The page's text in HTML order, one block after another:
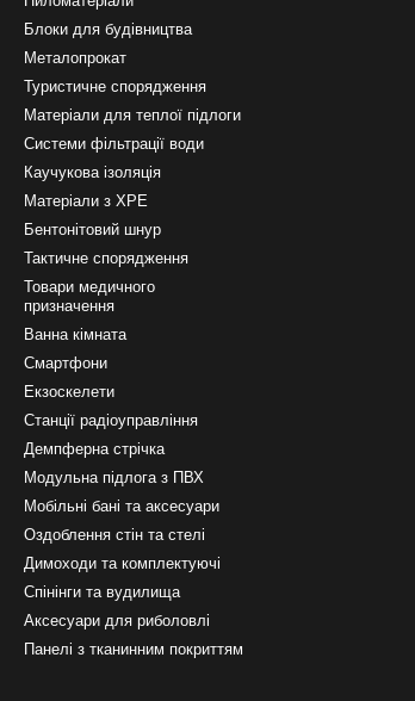
Блоки для будівництва
Металопрокат
Туристичне спорядження
Матеріали для теплої підлоги
Системи фільтрації води
Каучукова ізоляція
Матеріали з ХРЕ
Бентонітовий шнур
Тактичне спорядження
Товари медичного
призначення
Ванна кімната
Смартфони
Екзоскелети
Станції радіоуправління
Демпферна стрічка
Модульна підлога з ПВХ
Мобільні бані та аксесуари
Оздоблення стін та стелі
Димоходи та комплектуючі
Спінінги та вудилища
Аксесуари для риболовлі
Панелі з тканинним покриттям